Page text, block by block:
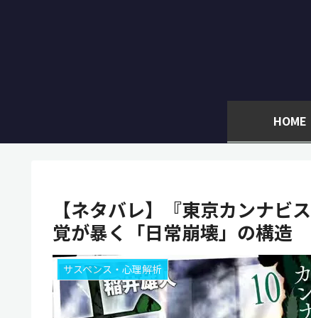
HOME
【ネタバレ】『東京カンナビ
覚が暴く「日常崩壊」の構造
サスペンス・心理解析